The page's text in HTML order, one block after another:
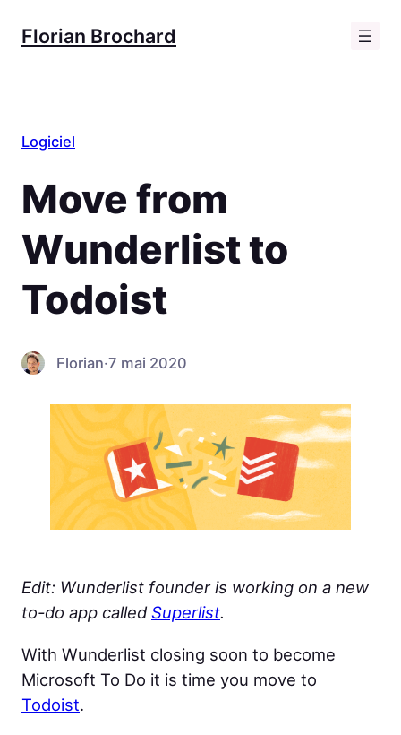
Florian Brochard
Logiciel
Move from
Wunderlist to
Todoist
Florian·7 mai 2020
Edit: Wunderlist founder is working on a new
to-do app called Superlist.
With Wunderlist closing soon to become
Microsoft To Do it is time you move to
Todoist.